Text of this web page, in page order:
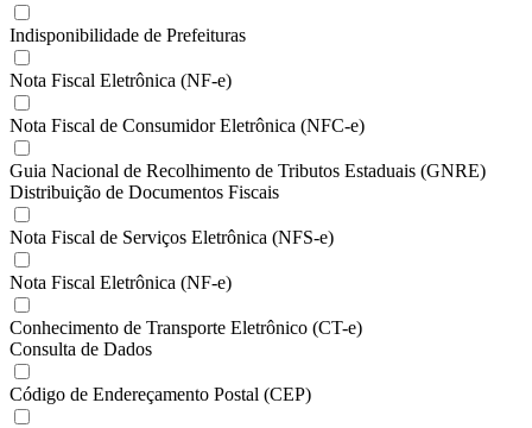
Indisponibilidade de Prefeituras
Nota Fiscal Eletrônica (NF-e)
Nota Fiscal de Consumidor Eletrônica (NFC-e)
Guia Nacional de Recolhimento de Tributos Estaduais (GNRE)
Distribuição de Documentos Fiscais
Nota Fiscal de Serviços Eletrônica (NFS-e)
Nota Fiscal Eletrônica (NF-e)
Conhecimento de Transporte Eletrônico (CT-e)
Consulta de Dados
Código de Endereçamento Postal (CEP)